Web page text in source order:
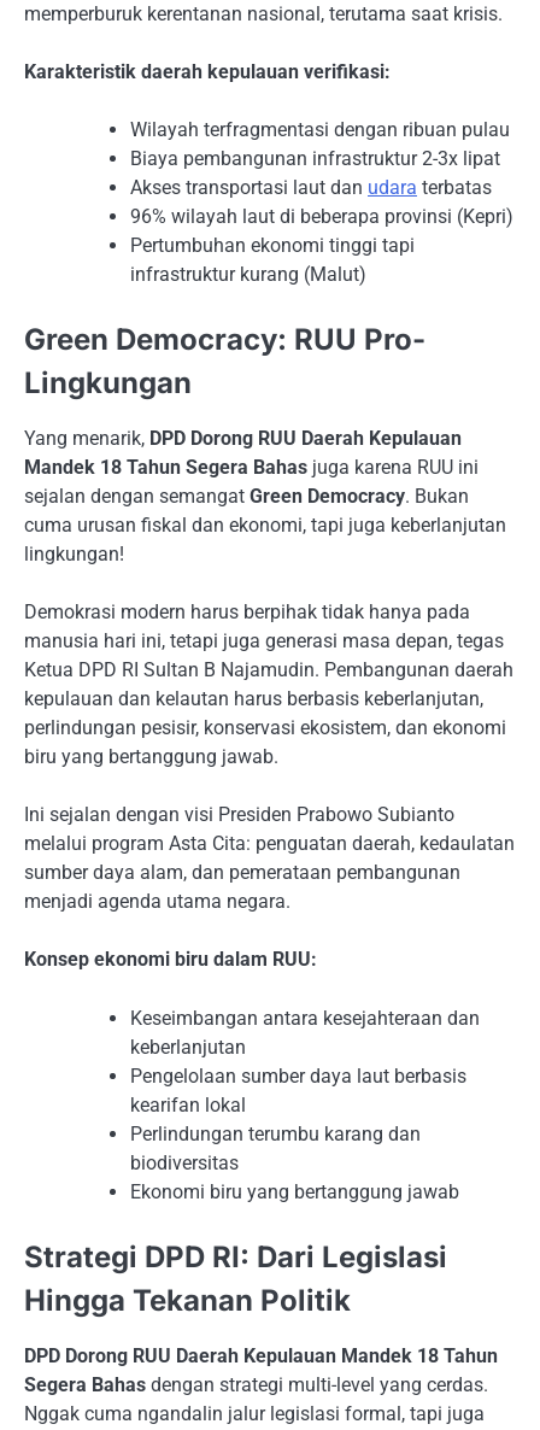
memperburuk kerentanan nasional, terutama saat krisis.
Karakteristik daerah kepulauan verifikasi:
Wilayah terfragmentasi dengan ribuan pulau
Biaya pembangunan infrastruktur 2-3x lipat
Akses transportasi laut dan udara terbatas
96% wilayah laut di beberapa provinsi (Kepri)
Pertumbuhan ekonomi tinggi tapi
infrastruktur kurang (Malut)
Green Democracy: RUU Pro-
Lingkungan
Yang menarik, DPD Dorong RUU Daerah Kepulauan
Mandek 18 Tahun Segera Bahas juga karena RUU ini
sejalan dengan semangat Green Democracy. Bukan
cuma urusan fiskal dan ekonomi, tapi juga keberlanjutan
lingkungan!
Demokrasi modern harus berpihak tidak hanya pada
manusia hari ini, tetapi juga generasi masa depan, tegas
Ketua DPD RI Sultan B Najamudin. Pembangunan daerah
kepulauan dan kelautan harus berbasis keberlanjutan,
perlindungan pesisir, konservasi ekosistem, dan ekonomi
biru yang bertanggung jawab.
Ini sejalan dengan visi Presiden Prabowo Subianto
melalui program Asta Cita: penguatan daerah, kedaulatan
sumber daya alam, dan pemerataan pembangunan
menjadi agenda utama negara.
Konsep ekonomi biru dalam RUU:
Keseimbangan antara kesejahteraan dan
keberlanjutan
Pengelolaan sumber daya laut berbasis
kearifan lokal
Perlindungan terumbu karang dan
biodiversitas
Ekonomi biru yang bertanggung jawab
Strategi DPD RI: Dari Legislasi
Hingga Tekanan Politik
DPD Dorong RUU Daerah Kepulauan Mandek 18 Tahun
Segera Bahas dengan strategi multi-level yang cerdas.
Nggak cuma ngandalin jalur legislasi formal, tapi juga